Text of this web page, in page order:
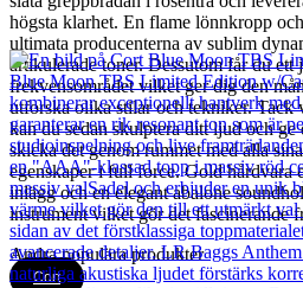
högsta klarhet. En flame lönnkropp
ultimata producenterna av sublim
artikulerade toner. Dessutom får du ett
frekvensområdet vilket ger dig den
utforska olika stilar och tekniker.
kan du sedan skulptera ditt ljud och
skicka det genom rummet med alla
egenskaper i full force. Gold hårdvara
inlägg och en elegant abalone
instrument vilket gör det fascinerande
Andra populära produkter
Cort